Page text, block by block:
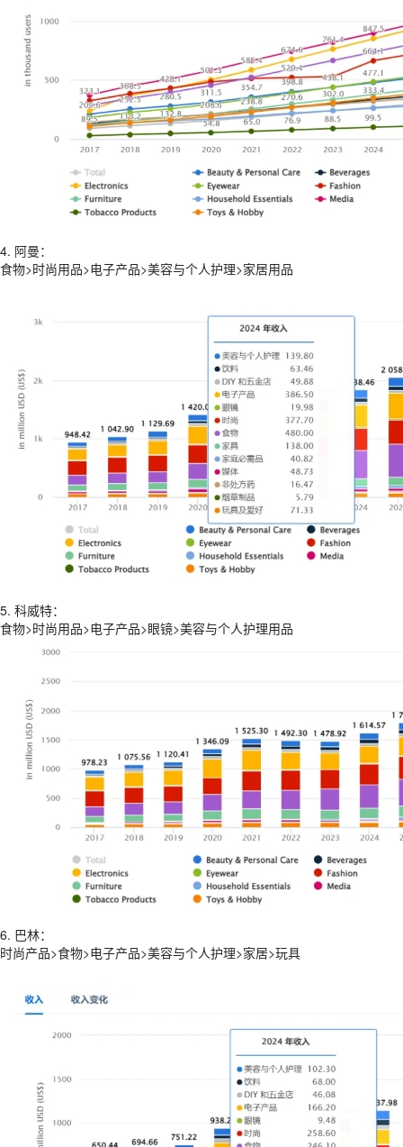
4. 阿曼：
食物>时尚用品>电子产品>美容与个人护理>家居用品
5. 科威特：
食物>时尚用品>电子产品>眼镜>美容与个人护理用品
6. 巴林：
时尚产品>食物>电子产品>美容与个人护理>家居>玩具